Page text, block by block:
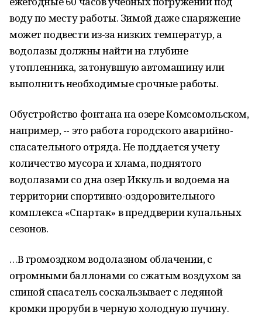
воду по месту работы. Зимой даже снаряжение
может подвести из-за низких температур, а
водолазы должны найти на глубине
утопленника, затонувшую автомашину или
выполнить необходимые срочные работы.
Обустройство фонтана на озере Комсомольском,
например, -- это работа городского аварийно-
спасательного отряда. Не поддается учету
количество мусора и хлама, поднятого
водолазами со дна озер Иккуль и водоема на
территории спортивно-оздоровительного
комплекса «Спартак» в преддверии купальных
сезонов.
…В громоздком водолазном облачении, с
огромными баллонами со сжатым воздухом за
спиной спасатель соскальзывает с ледяной
кромки проруби в черную холодную пучину.